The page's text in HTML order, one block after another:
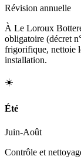
Révision annuelle
À Le Loroux
obligatoire (décret
frigorifique, nettoie
installation.
☀️
Été
Juin-Août
Contrôle et